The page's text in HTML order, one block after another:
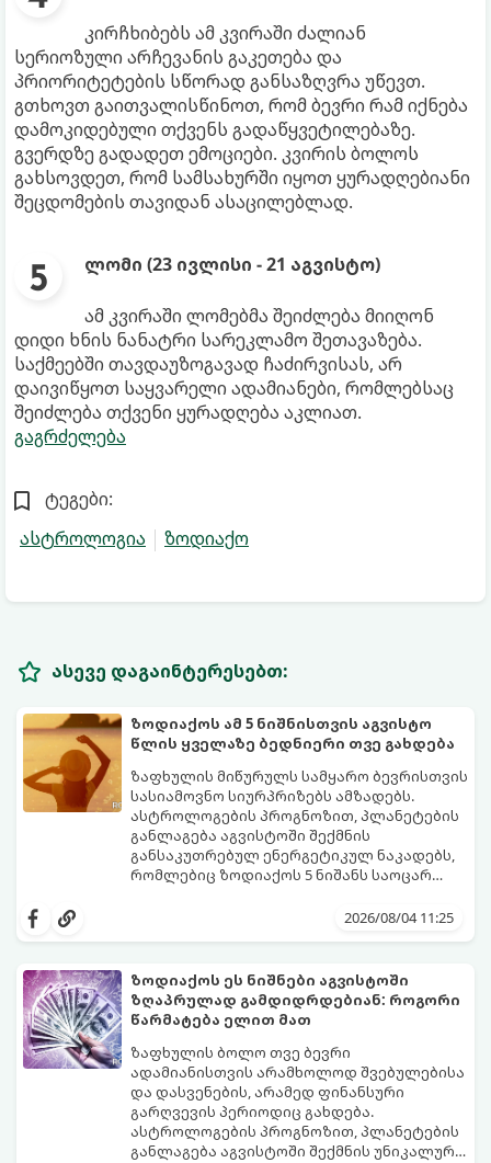
კირჩხიბებს ამ კვირაში ძალიან
სერიოზული არჩევანის გაკეთება და
პრიორიტეტების სწორად განსაზღვრა უწევთ.
გთხოვთ გაითვალისწინოთ, რომ ბევრი რამ იქნება
დამოკიდებული თქვენს გადაწყვეტილებაზე.
გვერდზე გადადეთ ემოციები. კვირის ბოლოს
გახსოვდეთ, რომ სამსახურში იყოთ ყურადღებიანი
შეცდომების თავიდან ასაცილებლად.
ლომი (23 ივლისი - 21 აგვისტო)
ამ კვირაში ლომებმა შეიძლება მიიღონ
დიდი ხნის ნანატრი სარეკლამო შეთავაზება.
საქმეებში თავდაუზოგავად ჩაძირვისას, არ
დაივიწყოთ საყვარელი ადამიანები, რომლებსაც
შეიძლება თქვენი ყურადღება აკლიათ.
გაგრძელება
ტეგები:
ასტროლოგია
ზოდიაქო
ასევე დაგაინტერესებთ:
ზოდიაქოს ამ 5 ნიშნისთვის აგვისტო
წლის ყველაზე ბედნიერი თვე გახდება
ზაფხულის მიწურულს სამყარო ბევრისთვის
სასიამოვნო სიურპრიზებს ამზადებს.
ასტროლოგების პროგნოზით, პლანეტების
განლაგება აგვისტოში შექმნის
განსაკუთრებულ ენერგეტიკულ ნაკადებს,
რომლებიც ზოდიაქოს 5 ნიშანს საოცარ
ყველაზე ბედნიერი თვე აღმოჩნდება.
2026/08/04 11:25
ზოდიაქოს ეს ნიშნები აგვისტოში
ზღაპრულად გამდიდრდებიან: როგორი
წარმატება ელით მათ
ზაფხულის ბოლო თვე ბევრი
ადამიანისთვის არამხოლოდ შვებულებისა
და დასვენების, არამედ ფინანსური
გარღვევის პერიოდიც გახდება.
ასტროლოგების პროგნოზით, პლანეტების
განლაგება აგვისტოში შექმნის უნიკალურ